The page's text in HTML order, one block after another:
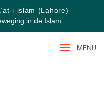
i-islam (Lahore)
in de Islam
MENU